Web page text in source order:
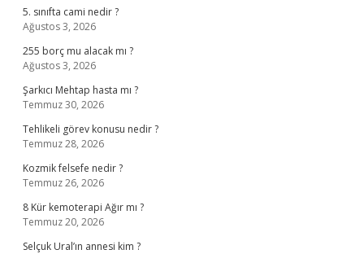
5. sınıfta cami nedir ?
Ağustos 3, 2026
255 borç mu alacak mı ?
Ağustos 3, 2026
Şarkıcı Mehtap hasta mı ?
Temmuz 30, 2026
Tehlikeli görev konusu nedir ?
Temmuz 28, 2026
Kozmik felsefe nedir ?
Temmuz 26, 2026
8 Kür kemoterapi Ağır mı ?
Temmuz 20, 2026
Selçuk Ural’ın annesi kim ?